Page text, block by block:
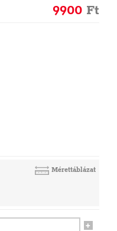
9900 Ft
Mérettáblázat
+